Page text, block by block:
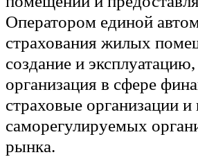
Оператором единой
страхования жилых
создание и
организация в сфере
страховые организации
саморегулируемых
рынка.